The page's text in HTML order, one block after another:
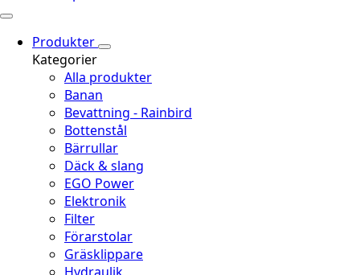
Produkter
Kategorier
Alla produkter
Banan
Bevattning - Rainbird
Bottenstål
Bärrullar
Däck & slang
EGO Power
Elektronik
Filter
Förarstolar
Gräsklippare